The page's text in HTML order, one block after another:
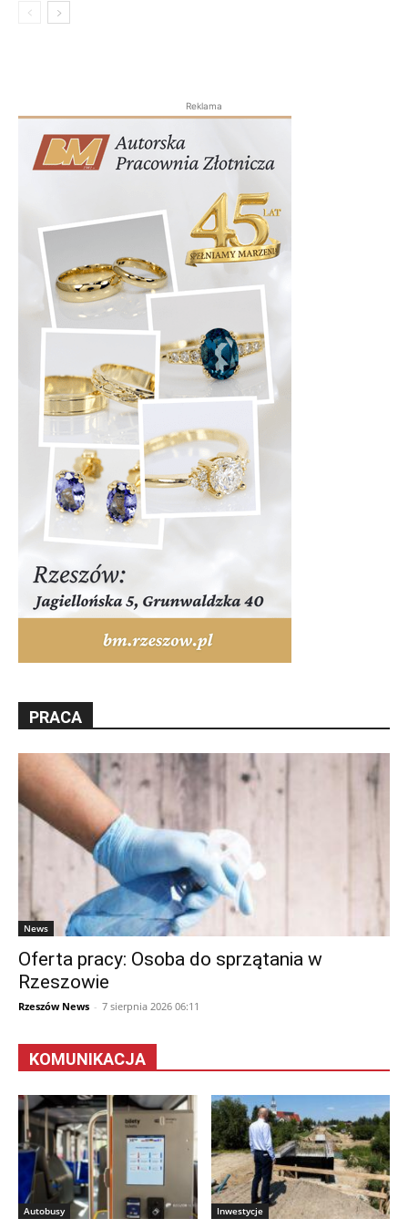
Reklama
PRACA
News
Oferta pracy: Osoba do sprzątania w
Rzeszowie
Rzeszów News - 7 sierpnia 2026 06:11
KOMUNIKACJA
Autobusy Inwestycje